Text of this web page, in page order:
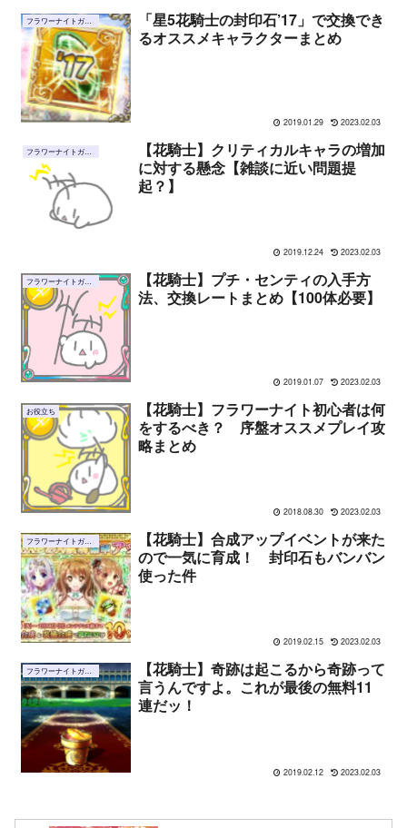
フラワーナイトガール
「星5花騎士の封印石’17」で交換でき
るオススメキャラクターまとめ
2019.01.29 2023.02.03
フラワーナイトガール
【花騎士】クリティカルキャラの増加
に対する懸念【雑談に近い問題提
起？】
2019.12.24 2023.02.03
フラワーナイトガール
【花騎士】プチ・センティの入手方
法、交換レートまとめ【100体必要】
2019.01.07 2023.02.03
お役立ち
【花騎士】フラワーナイト初心者は何
をするべき？ 序盤オススメプレイ攻
略まとめ
2018.08.30 2023.02.03
フラワーナイトガール
【花騎士】合成アップイベントが来た
ので一気に育成！ 封印石もバンバン
使った件
2019.02.15 2023.02.03
フラワーナイトガール
【花騎士】奇跡は起こるから奇跡って
言うんですよ。これが最後の無料11
連だッ！
2019.02.12 2023.02.03